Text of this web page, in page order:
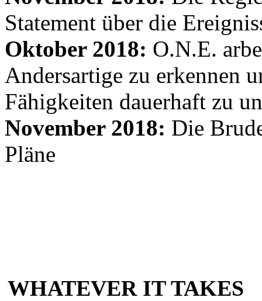
Statement über die
Oktober 2018: O.N.E.
Andersartige zu erkennen
Fähigkeiten dauerhaft zu
November 2018: Die
Pläne
WHATEVER IT TAKES